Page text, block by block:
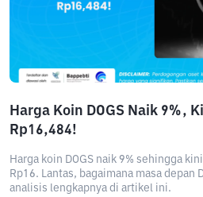
Harga Koin DOGS Naik 9%,
Rp16,484!
Harga koin DOGS naik 9% sehingga
Rp16. Lantas, bagaimana masa depan
analisis lengkapnya di artikel ini.